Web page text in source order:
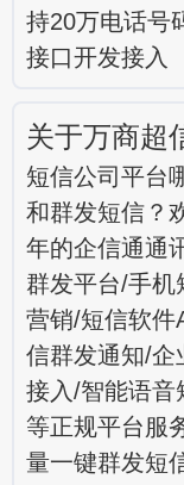
持20万电话号
接口开发接入
关于万商超
短信公司平台
和群发短信？
年的企信通通
群发平台/手
营销/短信软件
信群发通知/企
接入/智能语音
等正规平台服
量一键群发短